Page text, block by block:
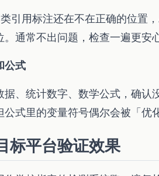
引用标注还在不在正确的位置
通常不出问题，检查一遍更安心
公式
据、统计数字、数学公式，确认
式里的变量符号偶尔会被「优
标平台验证效果